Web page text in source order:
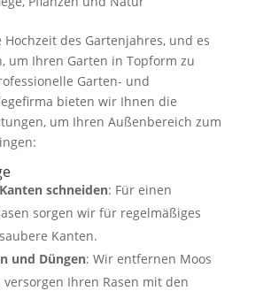
Hochzeit des Gartenjahres, und es
um Ihren Garten in Topform zu
Garten- und
bieten wir Ihnen die
um Ihren Außenbereich zum
schneiden: Für einen
sorgen wir für regelmäßiges
Kanten.
und Düngen: Wir entfernen Moos
Ihren Rasen mit den